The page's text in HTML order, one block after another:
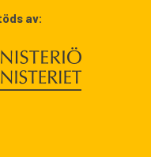
av: